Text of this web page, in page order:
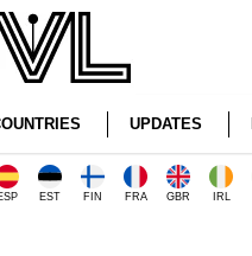
UPDATES
EST FIN FRA GBR IRL